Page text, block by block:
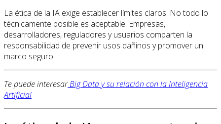
La ética de la IA exige establecer límites claros. No todo lo
técnicamente posible es aceptable. Empresas,
desarrolladores, reguladores y usuarios comparten la
responsabilidad de prevenir usos dañinos y promover un
marco seguro.
Te puede interesarBig Data y su relación con la Inteligencia
Artificial